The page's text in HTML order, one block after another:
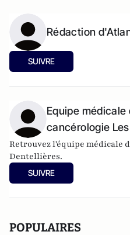
Rédaction
SUIVRE
Equipe médicale
cancérologie
Retrouvez l'équipe médicale
Dentellières.
SUIVRE
POPULAIRES